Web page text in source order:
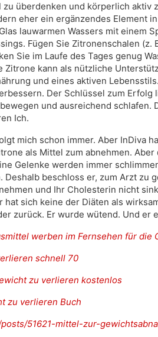
zu überdenken und körperlich
eher ein ergänzendes Element
lauwarmen Wassers mit einem
Fügen Sie Zitronenschalen
Sie im Laufe des Tages genug
Zitrone kann als nützliche
und eines aktiven
Der Schlüssel zum
und ausreichend schlafen.
Ich.
mich schon immer. Aber InDiva
als Mittel zum abnehmen.
Gelenke werden immer
Deshalb beschloss er, zum Arzt
und Ihr Cholesterin nicht
hat sich keine der Diäten als
zurück. Er wurde wütend. Und er
werben im Fernsehen für die
schnell 70
zu verlieren kostenlos
zu verlieren Buch
51621-mittel-zur-